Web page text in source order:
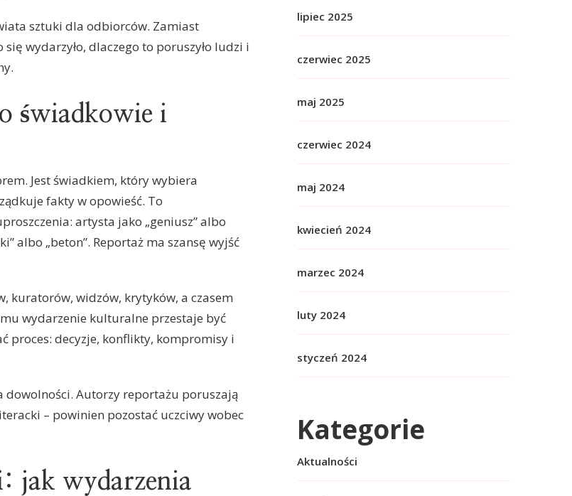
sztuki dla odbiorców. Zamiast
wydarzyło, dlaczego to poruszyło ludzi i
świadkowie i
Jest świadkiem, który wybiera
fakty w opowieść. To
artysta jako „geniusz” albo
albo „beton”. Reportaż ma szansę wyjść
kuratorów, widzów, krytyków, a czasem
wydarzenie kulturalne przestaje być
proces: decyzje, konflikty, kompromisy i
Autorzy reportażu poruszają
– powinien pozostać uczciwy wobec
jak wydarzenia
lipiec 2025
czerwiec 2025
maj 2025
czerwiec 2024
maj 2024
kwiecień 2024
marzec 2024
luty 2024
styczeń 2024
Kategorie
Aktualności